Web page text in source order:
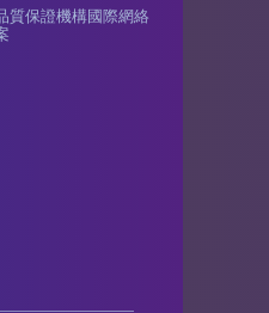
質保證機構國際網絡